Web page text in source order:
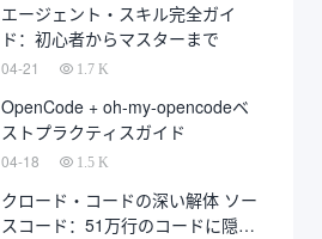
エージェント・スキル完全ガイ
ド：初心者からマスターまで
04-21 1.7 K
OpenCode + oh-my-opencodeベ
ストプラクティスガイド
04-18 1.5 K
クロード・コードの深い解体 ソー
スコード：51万行のコードに隠さ